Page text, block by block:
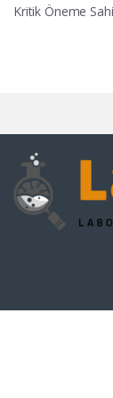
Kritik Öneme